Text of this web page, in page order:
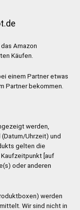
Amazon
Käufen.
einem Partner etwas
Partner bekommen.
werden,
Uhrzeit) und
gelten die
[auf
oder anderen
werden
Wir sind nicht in